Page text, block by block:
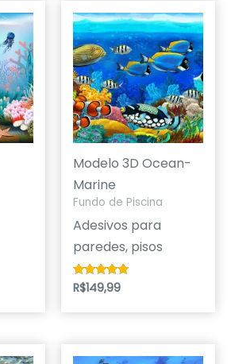
Modelo 3D Ocean-
Marine
Fundo de Piscina
Adesivos para
paredes, pisos
Avaliação
5.00
R$149,99